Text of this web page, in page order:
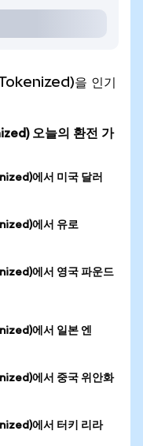
을 인기
오늘의 환전 가
에서 미국 달러
에서 유로
에서 영국 파운드
에서 일본 엔
에서 중국 위안화
에서 터키 리라